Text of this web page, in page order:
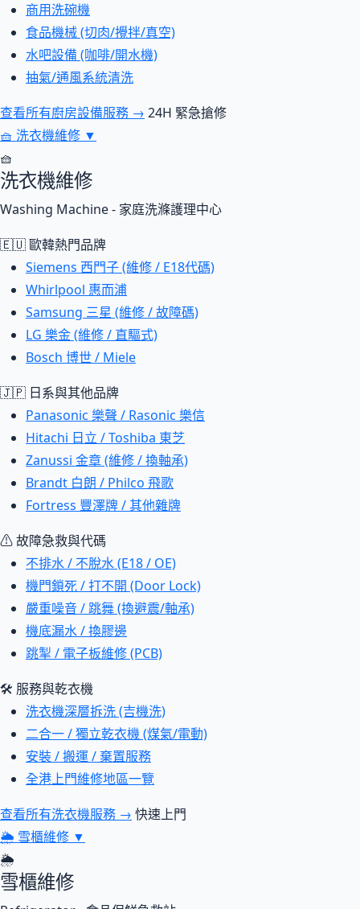
商用洗碗機
食品機械 (切肉/攪拌/真空)
水吧設備 (咖啡/開水機)
抽氣/通風系統清洗
查看所有廚房設備服務 → 24H 緊急搶修
🧺 洗衣機維修 ▼
🧺
洗衣機維修
Washing Machine - 家庭洗滌護理中心
🇪🇺 歐韓熱門品牌
Siemens 西門子 (維修 / E18代碼)
Whirlpool 惠而浦
Samsung 三星 (維修 / 故障碼)
LG 樂金 (維修 / 直驅式)
Bosch 博世 / Miele
🇯🇵 日系與其他品牌
Panasonic 樂聲 / Rasonic 樂信
Hitachi 日立 / Toshiba 東芝
Zanussi 金章 (維修 / 換軸承)
Brandt 白朗 / Philco 飛歌
Fortress 豐澤牌 / 其他雜牌
⚠ 故障急救與代碼
不排水 / 不脫水 (E18 / OE)
機門鎖死 / 打不開 (Door Lock)
嚴重噪音 / 跳舞 (換避震/軸承)
機底漏水 / 換膠邊
跳掣 / 電子板維修 (PCB)
🛠 服務與乾衣機
洗衣機深層拆洗 (吉機洗)
二合一 / 獨立乾衣機 (煤氣/電動)
安裝 / 搬運 / 棄置服務
全港上門維修地區一覽
查看所有洗衣機服務 → 快速上門
🌦 雪櫃維修 ▼
🌦
雪櫃維修